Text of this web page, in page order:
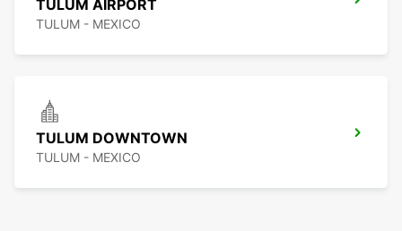
TULUM AIRPORT
TULUM - MEXICO
TULUM DOWNTOWN
TULUM - MEXICO